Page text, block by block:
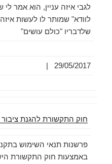
לגבי איזה עניין, הוא אמר לי
לוודא" שמותר לו לעשות
שלדבריו "כולם עושים"
29/05/2017
|
חוק התקשורת להגנת ציבור
פרשנות תנאי השימוש
באמצעות חוק התקשורת